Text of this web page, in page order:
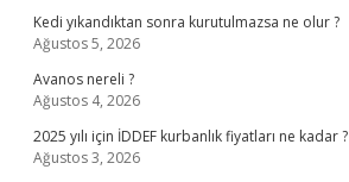
Kedi yıkandıktan sonra kurutulmazsa ne olur ?
Ağustos 5, 2026
Avanos nereli ?
Ağustos 4, 2026
2025 yılı için İDDEF kurbanlık fiyatları ne kadar ?
Ağustos 3, 2026